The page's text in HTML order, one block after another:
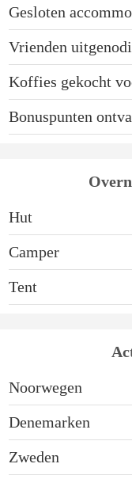
Gesloten
Vrienden
Koffies gekocht
Bonuspunten
Hut
Camper
Tent
Noorwegen
Denemarken
Zweden